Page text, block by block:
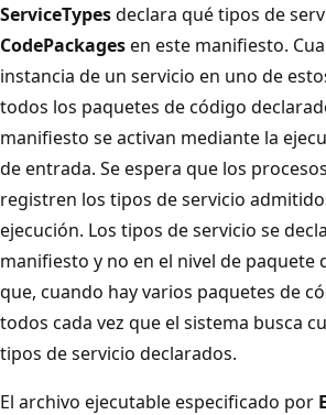
ServiceTypesdeclara qué tipos de
CodePackagesen este manifiesto.
instancia de un servicio en uno de
todos los paquetes de código
manifiesto se activan mediante la
de entrada. Se espera que los
registren los tipos de servicio
ejecución. Los tipos de servicio se
manifiesto y no en el nivel de paquete
que, cuando hay varios paquetes de
todos cada vez que el sistema busca
tipos de servicio declarados.
El archivo ejecutable especificado por